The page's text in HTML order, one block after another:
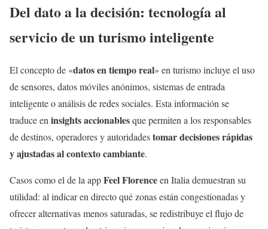
Del dato a la decisión: tecnología al
servicio de un turismo inteligente
El concepto de «datos en tiempo real» en turismo incluye el uso
de sensores, datos móviles anónimos, sistemas de entrada
inteligente o análisis de redes sociales. Esta información se
traduce en insights accionablesque permiten a los responsables
de destinos, operadores y autoridadestomar decisiones rápidas
y ajustadas al contexto cambiante.
Casos como el de la appFeel Florenceen Italia demuestran su
utilidad: al indicar en directo qué zonas están congestionadas y
ofrecer alternativas menos saturadas, se redistribuye el flujo de